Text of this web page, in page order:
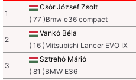
1
Csór József Zsolt
( 77 )Bmw e36 compact
2
Vankó Béla
( 16 )Mitsubishi Lancer EVO IX
3
Sztrehó Márió
( 81 )BMW E36